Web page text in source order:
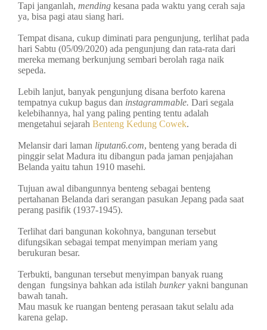
Tapi janganlah, mending kesana pada waktu yang cerah saja
ya, bisa pagi atau siang hari.
Tempat disana, cukup diminati para pengunjung, terlihat pada
hari Sabtu (05/09/2020) ada pengunjung dan rata-rata dari
mereka memang berkunjung sembari berolah raga naik
sepeda.
Lebih lanjut, banyak pengunjung disana berfoto karena
tempatnya cukup bagus dan instagrammable. Dari segala
kelebihannya, hal yang paling penting tentu adalah
mengetahui sejarah Benteng Kedung Cowek.
Melansir dari laman liputan6.com, benteng yang berada di
pinggir selat Madura itu dibangun pada jaman penjajahan
Belanda yaitu tahun 1910 masehi.
Tujuan awal dibangunnya benteng sebagai benteng
pertahanan Belanda dari serangan pasukan Jepang pada saat
perang pasifik (1937-1945).
Terlihat dari bangunan kokohnya, bangunan tersebut
difungsikan sebagai tempat menyimpan meriam yang
berukuran besar.
Terbukti, bangunan tersebut menyimpan banyak ruang
dengan fungsinya bahkan ada istilah bunkeryakni bangunan
bawah tanah.
Mau masuk ke ruangan benteng perasaan takut selalu ada
karena gelap.